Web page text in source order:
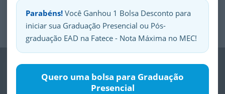
Parabéns! Você Ganhou 1 Bolsa Desconto para
iniciar sua Graduação Presencial ou Pós-
graduação EAD na Fatece - Nota Máxima no MEC!
Quero uma bolsa para Graduação
Presencial
SuaFatece.Seuorgulho.
Previous